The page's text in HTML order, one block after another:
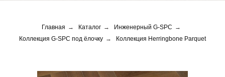
Главная → Каталог → Инженерный G-SPC →
Коллекция G-SPC под ёлочку → Коллекция Herringbone Parquet